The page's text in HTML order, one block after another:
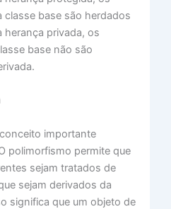
base são herdados
herança privada, os
base não são
importante
polimorfismo permite que
sejam tratados de
sejam derivados da
significa que um objeto de